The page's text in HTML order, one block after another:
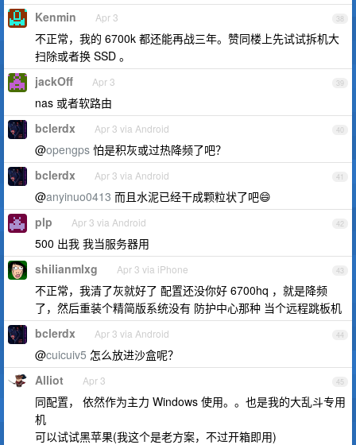
38
Kenmin Apr 3
不正常，我的 6700k 都还能再战三年。赞同楼上先试试拆机大
扫除或者换 SSD 。
39
jackOff Apr 3
nas 或者软路由
40
bclerdx Apr 3 via Android
@opengps 怕是积灰或过热降频了吧？
41
bclerdx Apr 3 via Android
@anyinuo0413 而且水泥已经干成颗粒状了吧😄
42
plp Apr 3 via Android
500 出我 我当服务器用
43
shilianmlxg Apr 3 via iPhone
不正常，我清了灰就好了 配置还没你好 6700hq ，就是降频
了，然后重装个精简版系统没有 防护中心那种 当个远程跳板机
44
bclerdx Apr 3 via Android
@cuicuiv5 怎么放进沙盒呢？
45
Alliot Apr 3
同配置， 依然作为主力 Windows 使用。。也是我的大乱斗专用
机
可以试试黑苹果(我这个是老方案，不过开箱即用)